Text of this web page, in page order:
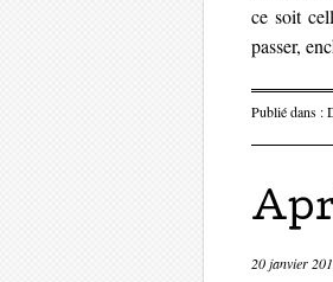
ce soit
passer,
Publié dans :
20 janvier